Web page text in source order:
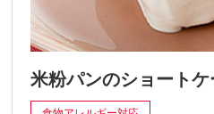
米粉パンのショートケ